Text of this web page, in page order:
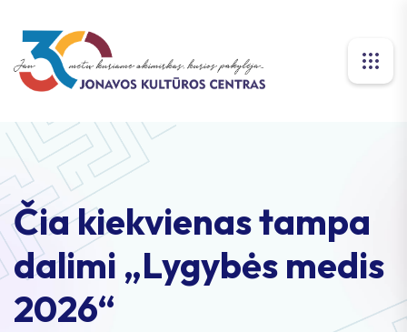
Čia kiekvienas tampa
dalimi „Lygybės medis
2026“